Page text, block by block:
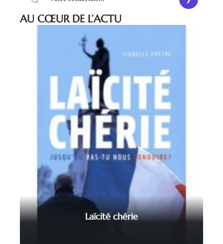
AU CŒUR DE L’ACTU
Laïcité chérie